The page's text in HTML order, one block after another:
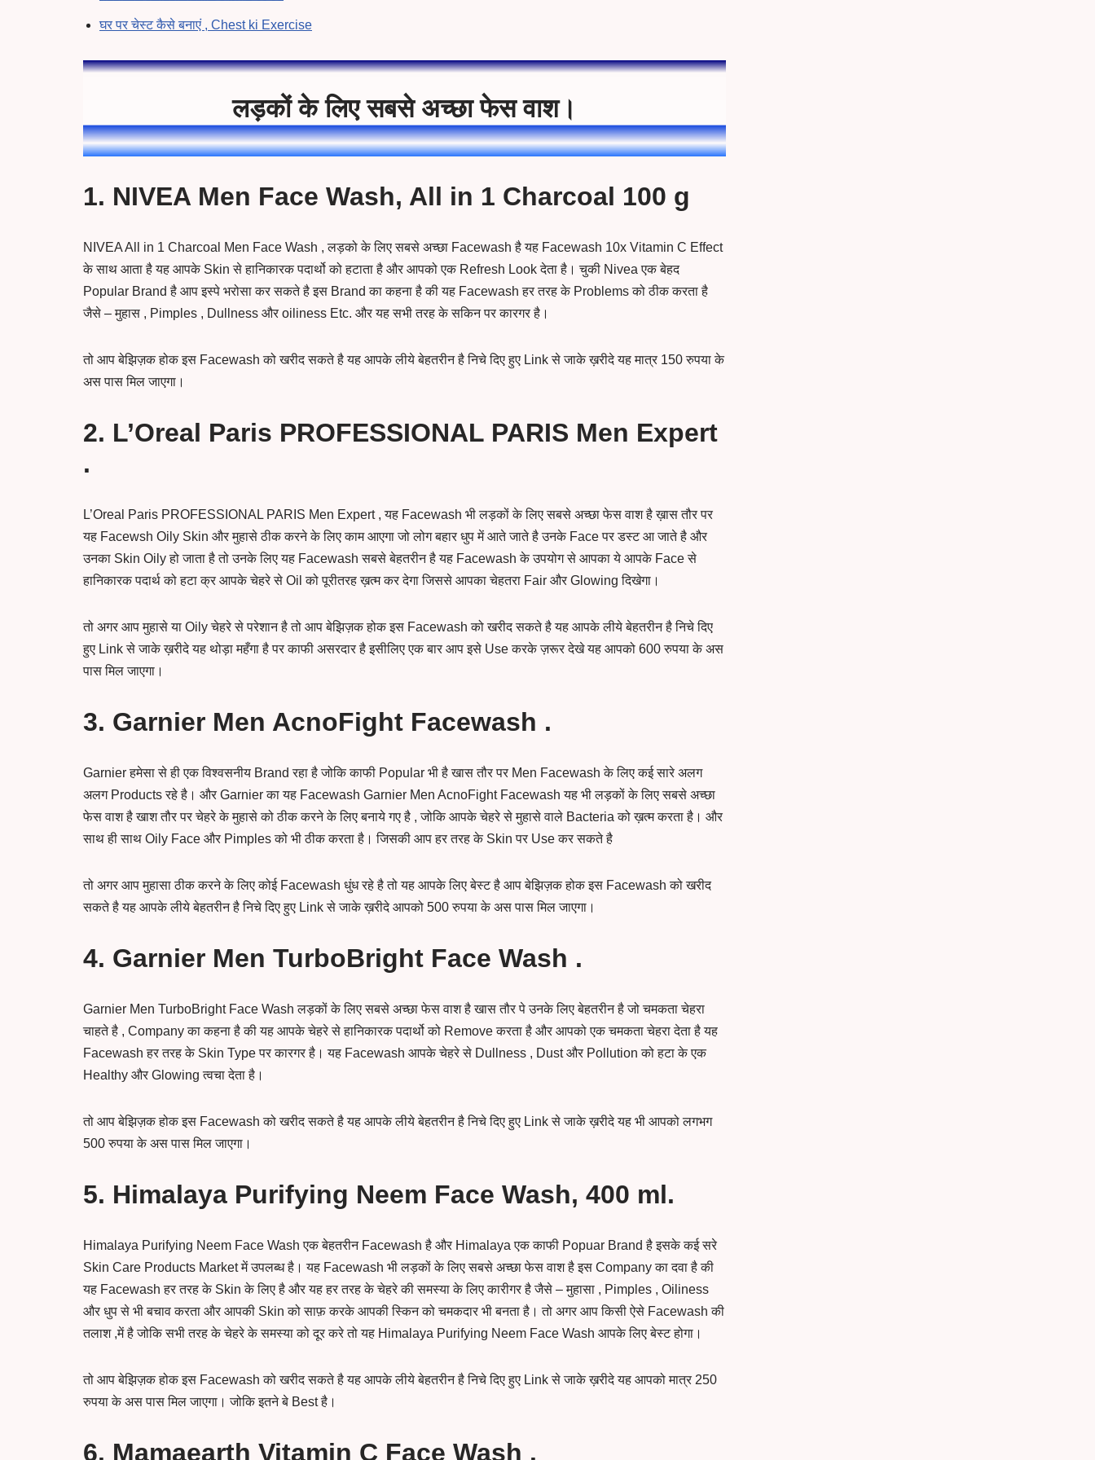
घर पर चेस्ट कैसे बनाएं , Chest ki Exercise
लड़कों के लिए सबसे अच्छा फेस वाश।
1. NIVEA Men Face Wash, All in 1 Charcoal 100 g
NIVEA All in 1 Charcoal Men Face Wash , लड़को के लिए सबसे अच्छा Facewash है यह Facewash 10x Vitamin C Effect
के साथ आता है यह आपके Skin से हानिकारक पदार्थो को हटाता है और आपको एक Refresh Look देता है। चुकी Nivea एक बेहद
Popular Brand है आप इस्पे भरोसा कर सकते है इस Brand का कहना है की यह Facewash हर तरह के Problems को ठीक करता है
जैसे – मुहास , Pimples , Dullness और oiliness Etc. और यह सभी तरह के सकिन पर कारगर है।
तो आप बेझिज़क होक इस Facewash को खरीद सकते है यह आपके लीये बेहतरीन है निचे दिए हुए Link से जाके ख़रीदे यह मात्र 150 रुपया के
अस पास मिल जाएगा।
2. L’Oreal Paris PROFESSIONAL PARIS Men Expert
.
L’Oreal Paris PROFESSIONAL PARIS Men Expert , यह Facewash भी लड़कों के लिए सबसे अच्छा फेस वाश है ख़ास तौर पर
यह Facewsh Oily Skin और मुहासे ठीक करने के लिए काम आएगा जो लोग बहार धुप में आते जाते है उनके Face पर डस्ट आ जाते है और
उनका Skin Oily हो जाता है तो उनके लिए यह Facewash सबसे बेहतरीन है यह Facewash के उपयोग से आपका ये आपके Face से
हानिकारक पदार्थ को हटा क्र आपके चेहरे से Oil को पूरीतरह ख़त्म कर देगा जिससे आपका चेहतरा Fair और Glowing दिखेगा।
तो अगर आप मुहासे या Oily चेहरे से परेशान है तो आप बेझिज़क होक इस Facewash को खरीद सकते है यह आपके लीये बेहतरीन है निचे दिए
हुए Link से जाके ख़रीदे यह थोड़ा महँगा है पर काफी असरदार है इसीलिए एक बार आप इसे Use करके ज़रूर देखे यह आपको 600 रुपया के अस
पास मिल जाएगा।
3. Garnier Men AcnoFight Facewash .
Garnier हमेसा से ही एक विश्वसनीय Brand रहा है जोकि काफी Popular भी है खास तौर पर Men Facewash के लिए कई सारे अलग
अलग Products रहे है। और Garnier का यह Facewash Garnier Men AcnoFight Facewash यह भी लड़कों के लिए सबसे अच्छा
फेस वाश है खाश तौर पर चेहरे के मुहासे को ठीक करने के लिए बनाये गए है , जोकि आपके चेहरे से मुहासे वाले Bacteria को ख़त्म करता है। और
साथ ही साथ Oily Face और Pimples को भी ठीक करता है। जिसकी आप हर तरह के Skin पर Use कर सकते है
तो अगर आप मुहासा ठीक करने के लिए कोई Facewash धुंध रहे है तो यह आपके लिए बेस्ट है आप बेझिज़क होक इस Facewash को खरीद
सकते है यह आपके लीये बेहतरीन है निचे दिए हुए Link से जाके ख़रीदे आपको 500 रुपया के अस पास मिल जाएगा।
4. Garnier Men TurboBright Face Wash .
Garnier Men TurboBright Face Wash लड़कों के लिए सबसे अच्छा फेस वाश है खास तौर पे उनके लिए बेहतरीन है जो चमकता चेहरा
चाहते है , Company का कहना है की यह आपके चेहरे से हानिकारक पदार्थो को Remove करता है और आपको एक चमकता चेहरा देता है यह
Facewash हर तरह के Skin Type पर कारगर है। यह Facewash आपके चेहरे से Dullness , Dust और Pollution को हटा के एक
Healthy और Glowing त्वचा देता है।
तो आप बेझिज़क होक इस Facewash को खरीद सकते है यह आपके लीये बेहतरीन है निचे दिए हुए Link से जाके ख़रीदे यह भी आपको लगभग
500 रुपया के अस पास मिल जाएगा।
5. Himalaya Purifying Neem Face Wash, 400 ml.
Himalaya Purifying Neem Face Wash एक बेहतरीन Facewash है और Himalaya एक काफी Popuar Brand है इसके कई सरे
Skin Care Products Market में उपलब्ध है। यह Facewash भी लड़कों के लिए सबसे अच्छा फेस वाश है इस Company का दवा है की
यह Facewash हर तरह के Skin के लिए है और यह हर तरह के चेहरे की समस्या के लिए कारीगर है जैसे – मुहासा , Pimples , Oiliness
और धुप से भी बचाव करता और आपकी Skin को साफ़ करके आपकी स्किन को चमकदार भी बनता है। तो अगर आप किसी ऐसे Facewash की
तलाश ,में है जोकि सभी तरह के चेहरे के समस्या को दूर करे तो यह Himalaya Purifying Neem Face Wash आपके लिए बेस्ट होगा।
तो आप बेझिज़क होक इस Facewash को खरीद सकते है यह आपके लीये बेहतरीन है निचे दिए हुए Link से जाके ख़रीदे यह आपको मात्र 250
रुपया के अस पास मिल जाएगा। जोकि इतने बे Best है।
6. Mamaearth Vitamin C Face Wash .